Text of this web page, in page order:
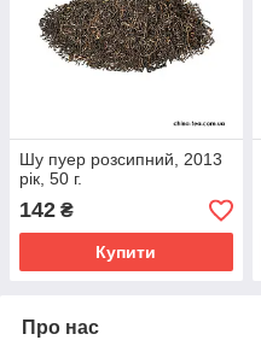
Шу пуер розсипний, 2013
рік, 50 г.
142 ₴
Купити
Про нас